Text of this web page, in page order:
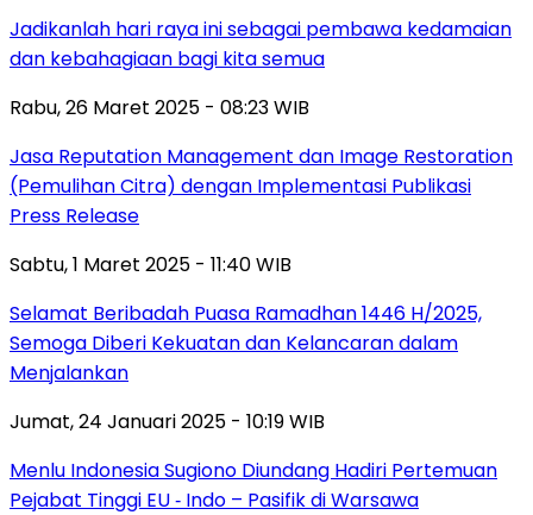
Jadikanlah hari raya ini sebagai pembawa kedamaian
dan kebahagiaan bagi kita semua
Rabu, 26 Maret 2025 - 08:23 WIB
Jasa Reputation Management dan Image Restoration
(Pemulihan Citra) dengan Implementasi Publikasi
Press Release
Sabtu, 1 Maret 2025 - 11:40 WIB
Selamat Beribadah Puasa Ramadhan 1446 H/2025,
Semoga Diberi Kekuatan dan Kelancaran dalam
Menjalankan
Jumat, 24 Januari 2025 - 10:19 WIB
Menlu Indonesia Sugiono Diundang Hadiri Pertemuan
Pejabat Tinggi EU ‐ Indo – Pasifik di Warsawa